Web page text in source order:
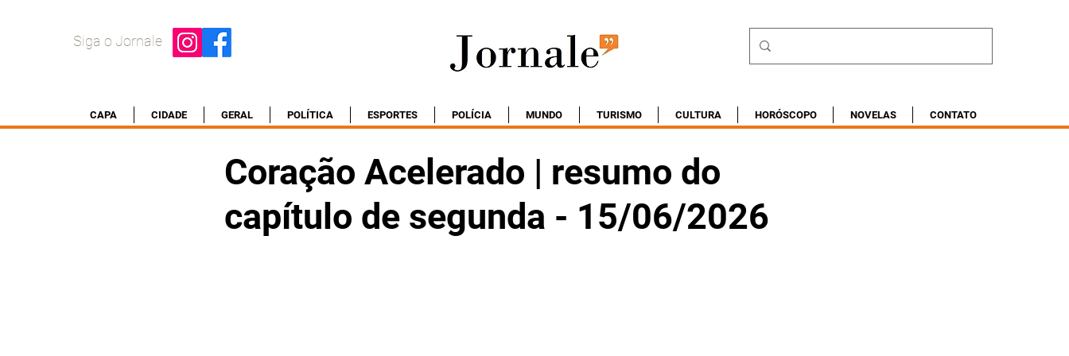
Siga o Jornale
CAPA CIDADE GERAL POLÍTICA ESPORTES POLÍCIA MUNDO TURISMO CULTURA HORÓSCOPO NOVELAS CONTATO
Coração Acelerado | resumo do
capítulo de segunda - 15/06/2026